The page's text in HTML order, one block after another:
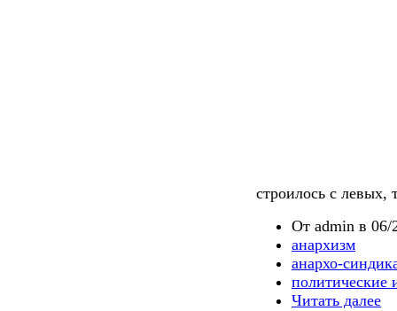
строилось с левых,
От admin в 06/
анархизм
анархо-
политические
Читать далее